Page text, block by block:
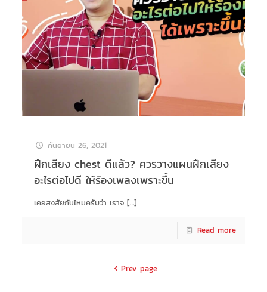
กันยายน 26, 2021
ฝึกเสียง chest ดีแล้ว? ควรวางแผนฝึกเสียง
อะไรต่อไปดี ให้ร้องเพลงเพราะขึ้น
เคยสงสัยกันไหมครับว่า เราจ[…]
Read more
Prev page